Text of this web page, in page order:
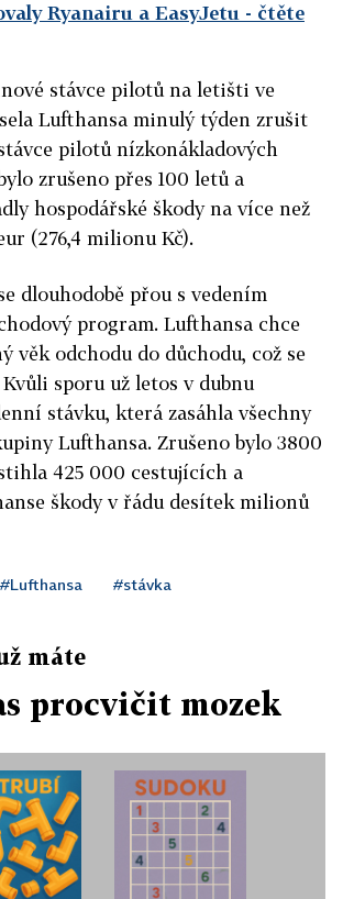
Ryanairu a EasyJetu - čtěte
stávce pilotů na letišti ve
Lufthansa minulý týden zrušit
pilotů nízkonákladových
zrušeno přes 100 letů a
hospodářské škody na více než
(276,4 milionu Kč).
dlouhodobě přou s vedením
program. Lufthansa chce
věk odchodu do důchodu, což se
sporu už letos v dubnu
stávku, která zasáhla všechny
Lufthansa. Zrušeno bylo 3800
425 000 cestujících a
škody v řádu desítek milionů
#Lufthansa #stávka
máte
procvičit mozek